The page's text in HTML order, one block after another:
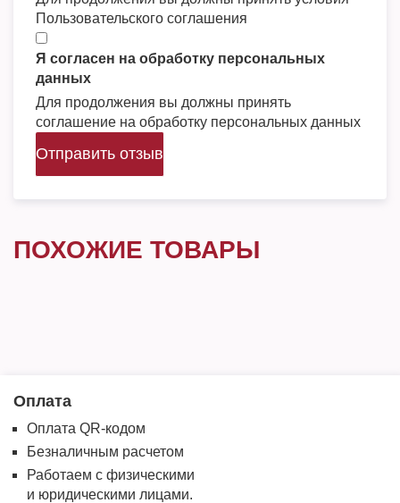
Пользовательского соглашения
Я согласен на обработку персональных
данных
Для продолжения вы должны принять
соглашение на обработку персональных данных
Отправить отзыв
ПОХОЖИЕ ТОВАРЫ
Оплата
Оплата QR-кодом
Безналичным расчетом
Работаем с физическими
и юридическими лицами.